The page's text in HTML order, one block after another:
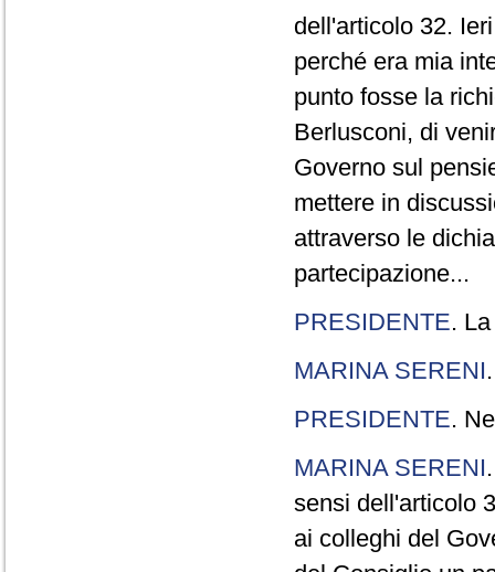
dell'articolo 32.
perché era mia
punto fosse la
Berlusconi, di
Governo sul
mettere in
attraverso le
partecipazione...
PRESIDENTE.
MARINA SERENI
PRESIDENTE.
MARINA SERENI
sensi dell'articolo
ai colleghi del